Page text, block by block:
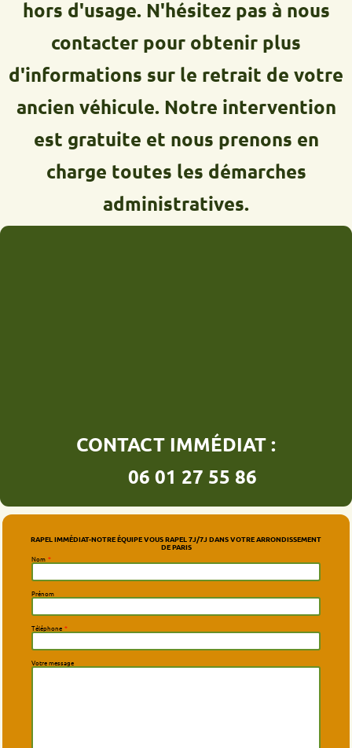
hors d'usage. N'hésitez pas à nous
contacter pour obtenir plus
d'informations sur le retrait de votre
ancien véhicule. Notre intervention
est gratuite et nous prenons en
charge toutes les démarches
administratives.
CONTACT IMMÉDIAT :
06 01 27 55 86
RAPEL IMMÉDIAT-NOTRE ÉQUIPE VOUS RAPEL 7J/7J DANS VOTRE ARRONDISSEMENT
DE PARIS
Nom *
Prénom
Téléphone *
Votre message